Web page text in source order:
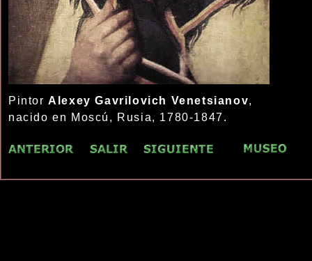
PintorAlexey Gavrilovich Venetsianov,
nacido en Moscú, Rusia, 1780-1847.